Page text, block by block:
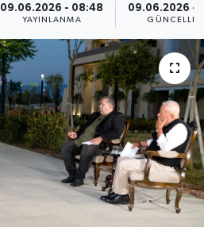
09.06.2026 - 08:48
YAYINLANMA
09.06.2026 -